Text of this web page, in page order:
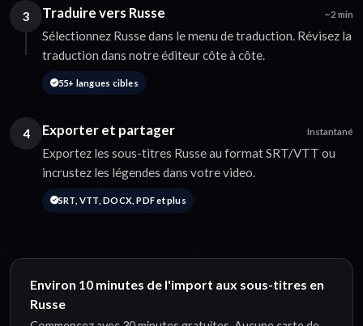
3 Traduire vers Russe ~2 min
Sélectionnez Russe dans le menu de traduction. Révisez la
traduction dans notre éditeur côte à côte.
55+ langues cibles
4 Exporter et partager Instantané
Exportez les sous-titres Russe au format SRT/VTT ou
incrustez les légendes dans votre video.
SRT, VTT, DOCX, PDF et plus
Environ 10 minutes de l'import aux sous-titres en
Russe